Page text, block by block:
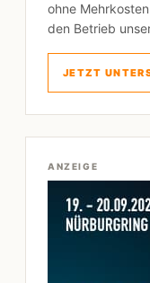
ohne
den Betrieb
JETZT
ANZEIGE